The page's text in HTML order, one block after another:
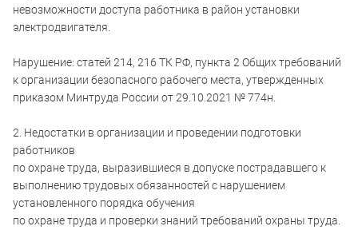
невозможности доступа работника в район установки
электродвигателя.
Нарушение: статей 214, 216 ТК РФ, пункта 2 Общих требований
к организации безопасного рабочего места, утвержденных
приказом Минтруда России от 29.10.2021 № 774н.
2. Недостатки в организации и проведении подготовки
работников
по охране труда, выразившиеся в допуске пострадавшего к
выполнению трудовых обязанностей с нарушением
установленного порядка обучения
по охране труда и проверки знаний требований охраны труда.